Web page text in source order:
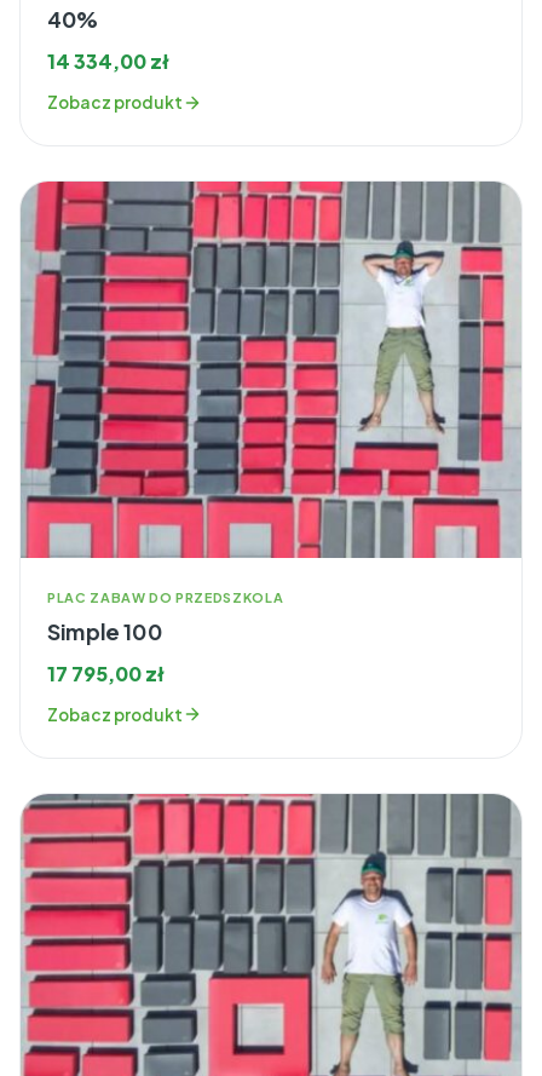
40%
14 334,00zł
Zobacz produkt
PLAC ZABAW DO PRZEDSZKOLA
Simple 100
17 795,00zł
Zobacz produkt